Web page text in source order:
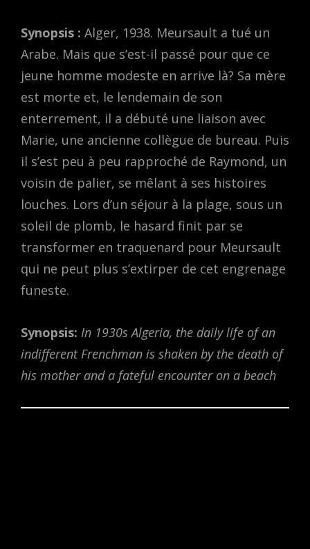
Synopsis : Alger, 1938. Meursault a tué un
Arabe. Mais que s’est-il passé pour que ce
jeune homme modeste en arrive là? Sa mère
est morte et, le lendemain de son
enterrement, il a débuté une liaison avec
Marie, une ancienne collègue de bureau. Puis
il s’est peu à peu rapproché de Raymond, un
voisin de palier, se mêlant à ses histoires
louches. Lors d’un séjour à la plage, sous un
soleil de plomb, le hasard finit par se
transformer en traquenard pour Meursault
qui ne peut plus s’extirper de cet engrenage
funeste.
Synopsis: In 1930s Algeria, the daily life of an
indifferent Frenchman is shaken by the death of
his mother and a fateful encounter on a beach